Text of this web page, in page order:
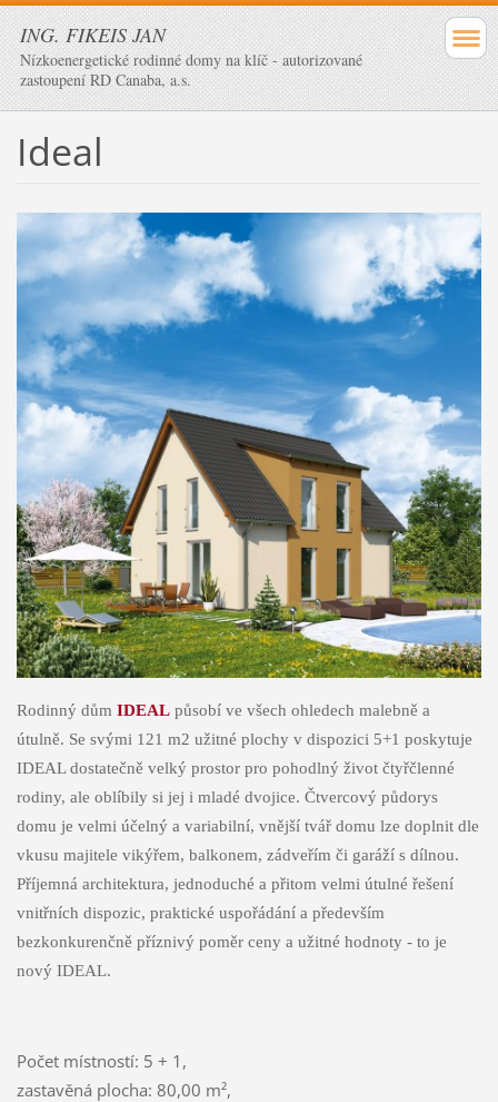
ING. FIKEIS JAN
Nízkoenergetické rodinné domy na klíč - autorizované
zastoupení RD Canaba, a.s.
Ideal
Rodinný dům IDEALpůsobí ve všech ohledech malebně a
útulně. Se svými 121 m2 užitné plochy v dispozici 5+1 poskytuje
IDEAL dostatečně velký prostor pro pohodlný život čtyřčlenné
rodiny, ale oblíbily si jej i mladé dvojice. Čtvercový půdorys
domu je velmi účelný a variabilní, vnější tvář domu lze doplnit dle
vkusu majitele vikýřem, balkonem, zádveřím či garáží s dílnou.
Příjemná architektura, jednoduché a přitom velmi útulné řešení
vnitřních dispozic, praktické uspořádání a především
bezkonkurenčně příznivý poměr ceny a užitné hodnoty - to je
nový IDEAL.
Počet místností: 5 + 1,
zastavěná plocha: 80,00 m²,